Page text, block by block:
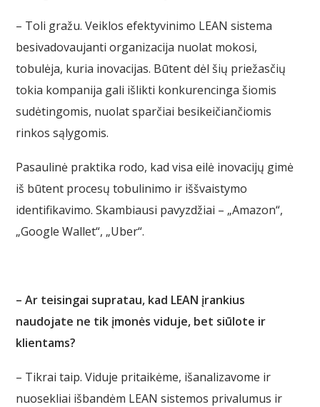
– Toli gražu. Veiklos efektyvinimo LEAN sistema
besivadovaujanti organizacija nuolat mokosi,
tobulėja, kuria inovacijas. Būtent dėl šių priežasčių
tokia kompanija gali išlikti konkurencinga šiomis
sudėtingomis, nuolat sparčiai besikeičiančiomis
rinkos sąlygomis.
Pasaulinė praktika rodo, kad visa eilė inovacijų gimė
iš būtent procesų tobulinimo ir iššvaistymo
identifikavimo. Skambiausi pavyzdžiai – „Amazon“,
„Google Wallet“, „Uber“.
– Ar teisingai supratau, kad LEAN įrankius
naudojate ne tik įmonės viduje, bet siūlote ir
klientams?
– Tikrai taip. Viduje pritaikėme, išanalizavome ir
nuosekliai išbandėm LEAN sistemos privalumus ir